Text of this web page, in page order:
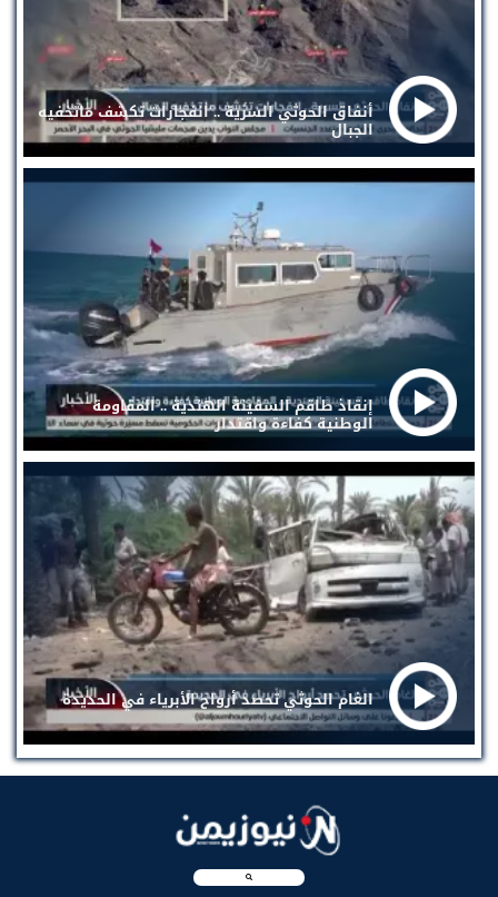
أنفاق الحوثي السرية .. انفجارات تكشف ماتخفيه
الجبال
إنقاذ طاقم السفينة الهندية .. المقاومة
الوطنية كفاءة واقتدار
الغام الحوثي تحصد أرواح الأبرياء في الحديدة